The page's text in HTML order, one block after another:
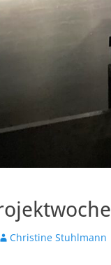
AutorChristine Stuhlmann